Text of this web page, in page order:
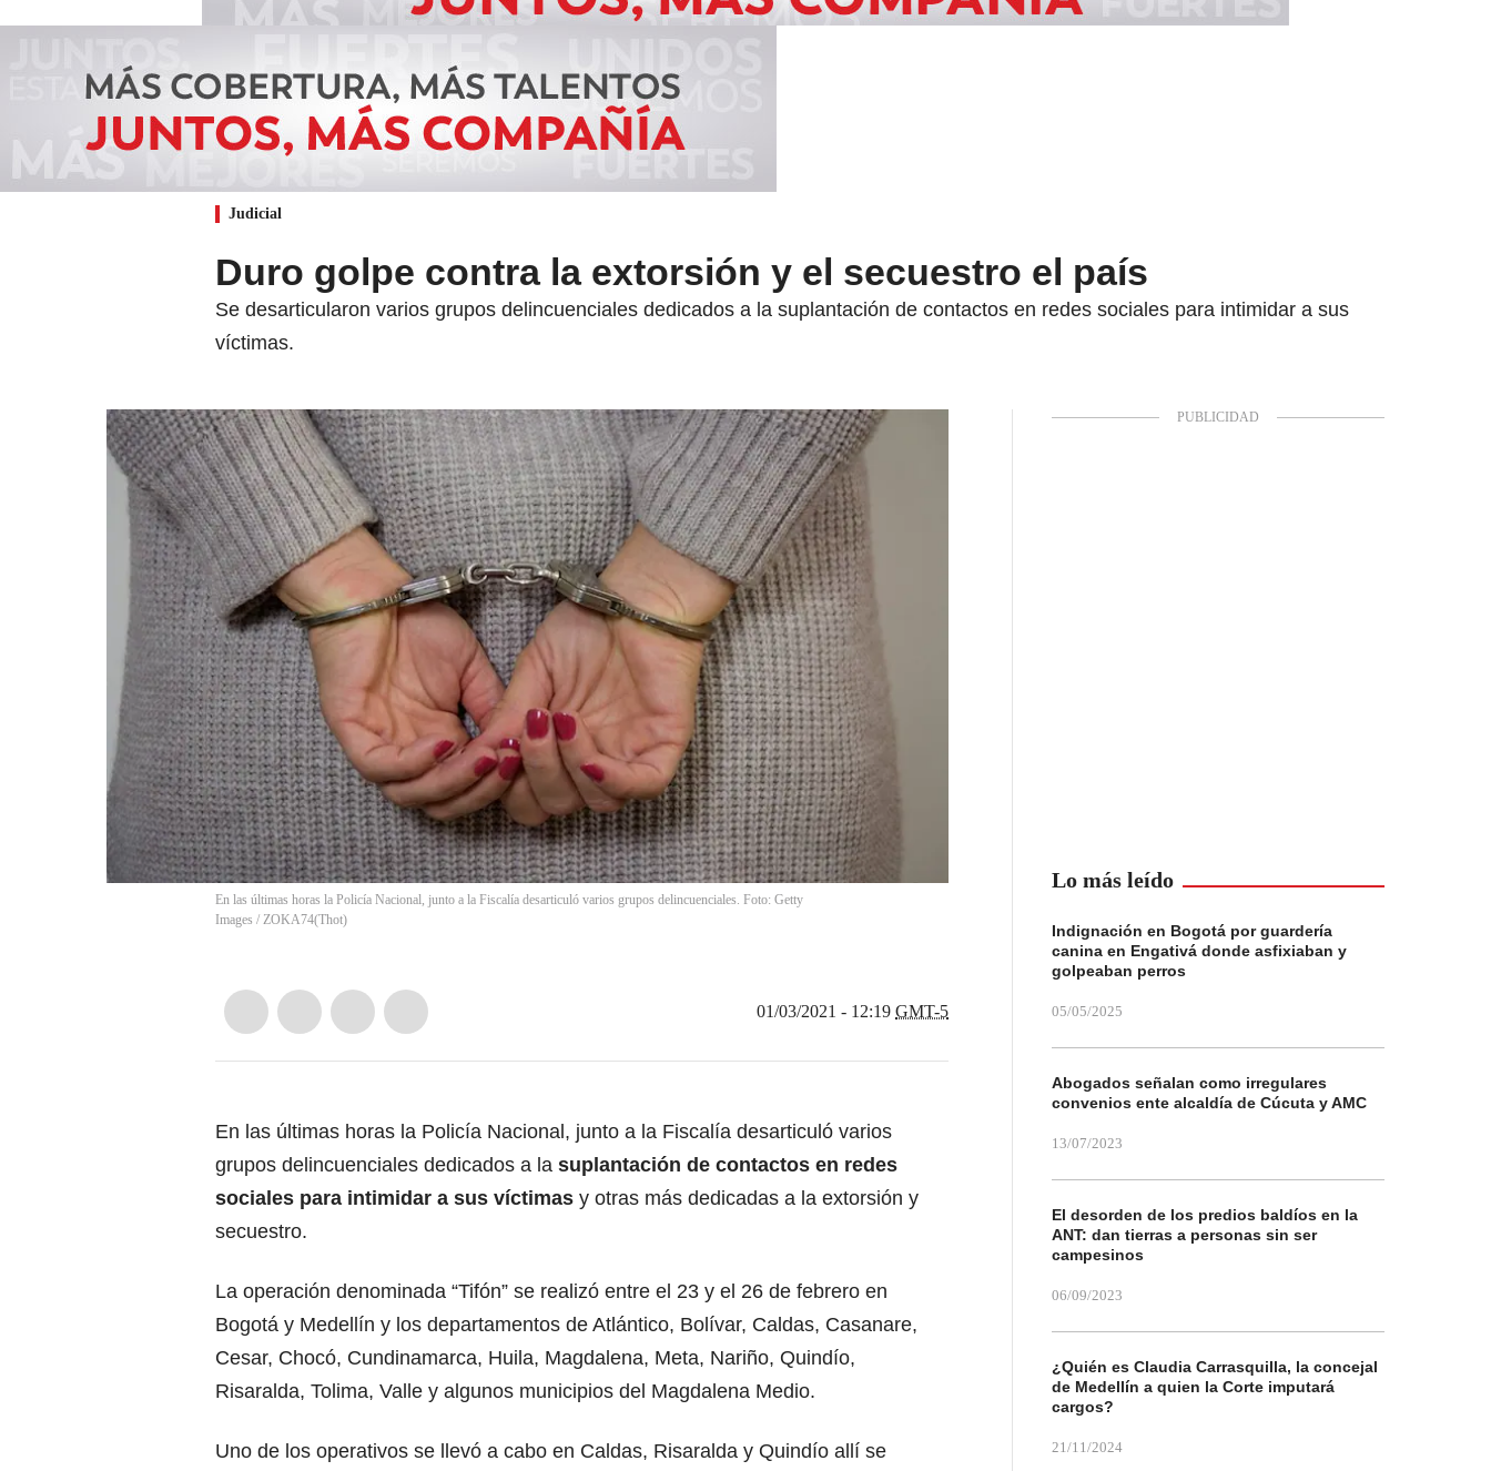
Judicial
Duro golpe contra la extorsión y el secuestro el país
Se desarticularon varios grupos delincuenciales dedicados a la suplantación de contactos en redes sociales para intimidar a sus
víctimas.
En las últimas horas la Policía Nacional, junto a la Fiscalía desarticuló varios grupos delincuenciales. Foto: Getty
Images / ZOKA74(Thot)
01/03/2021 - 12:19 GMT-5
En las últimas horas la Policía Nacional, junto a la Fiscalía desarticuló varios
grupos delincuenciales dedicados a la suplantación de contactos en redes
sociales para intimidar a sus víctimas y otras más dedicadas a la extorsión y
secuestro.
La operación denominada “Tifón” se realizó entre el 23 y el 26 de febrero en
Bogotá y Medellín y los departamentos de Atlántico, Bolívar, Caldas, Casanare,
Cesar, Chocó, Cundinamarca, Huila, Magdalena, Meta, Nariño, Quindío,
Risaralda, Tolima, Valle y algunos municipios del Magdalena Medio.
Uno de los operativos se llevó a cabo en Caldas, Risaralda y Quindío allí se
Lo más leído
Indignación en Bogotá por guardería
canina en Engativá donde asfixiaban y
golpeaban perros
05/05/2025
Abogados señalan como irregulares
convenios ente alcaldía de Cúcuta y AMC
13/07/2023
El desorden de los predios baldíos en la
ANT: dan tierras a personas sin ser
campesinos
06/09/2023
¿Quién es Claudia Carrasquilla, la concejal
de Medellín a quien la Corte imputará
cargos?
21/11/2024